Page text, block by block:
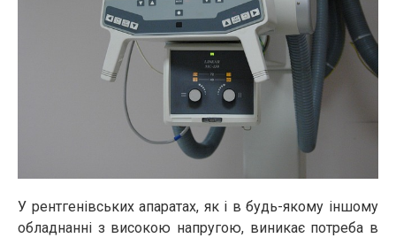
У рентгенівських апаратах, як і в будь-якому іншому
обладнанні з високою напругою, виникає потреба в